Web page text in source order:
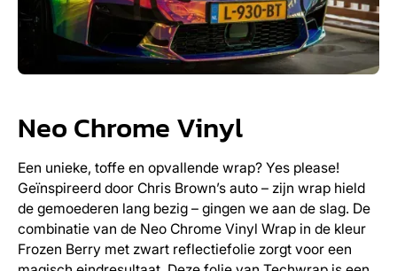
Neo Chrome Vinyl
Een unieke, toffe en opvallende wrap? Yes please!
Geïnspireerd door Chris Brown’s auto – zijn wrap hield
de gemoederen lang bezig – gingen we aan de slag. De
combinatie van de Neo Chrome Vinyl Wrap in de kleur
Frozen Berry met zwart reflectiefolie zorgt voor een